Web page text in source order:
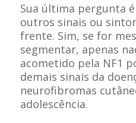
Sua última pergunta
outros sinais ou
frente. Sim, se for
segmentar, apenas
acometido pela NF1
demais sinais da
neurofibromas
adolescência.